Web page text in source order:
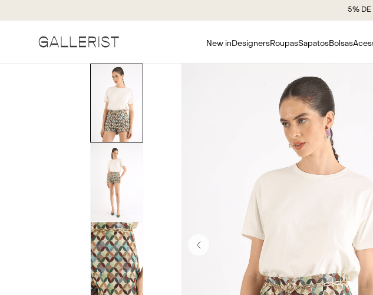
5% DE
New in DesignersRoupasSapatosBolsas